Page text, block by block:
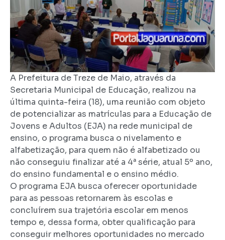
A Prefeitura de Treze de Maio, através da
Secretaria Municipal de Educação, realizou na
última quinta-feira (18), uma reunião com objeto
de potencializar as matrículas para a Educação de
Jovens e Adultos (EJA) na rede municipal de
ensino, o programa busca o nivelamento e
alfabetização, para quem não é alfabetizado ou
não conseguiu finalizar até a 4ª série, atual 5º ano,
do ensino fundamental e o ensino médio.
O programa EJA busca oferecer oportunidade
para as pessoas retornarem às escolas e
concluírem sua trajetória escolar em menos
tempo e, dessa forma, obter qualificação para
conseguir melhores oportunidades no mercado